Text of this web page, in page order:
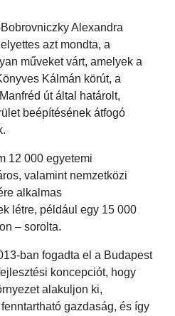
Alexandra
azt mondta, a
műveket várt, amelyek a
Kálmán körút, a
út által határolt,
beépítésének átfogó
12 000 egyetemi
valamint nemzetközi
alkalmas
létre, például egy 15 000
– sorolta.
ban fogadta el a Budapest
koncepciót, hogy
alakuljon ki,
gazdaság, és így